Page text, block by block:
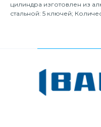
цилиндра изготовлен из
стальной: 5 ключей;